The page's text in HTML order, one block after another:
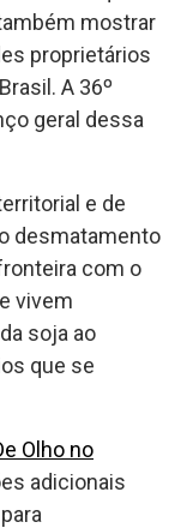
mostrar
proprietários
A 36º
geral dessa
e de
desmatamento
com o
vivem
soja ao
que se
Olho no
adicionais